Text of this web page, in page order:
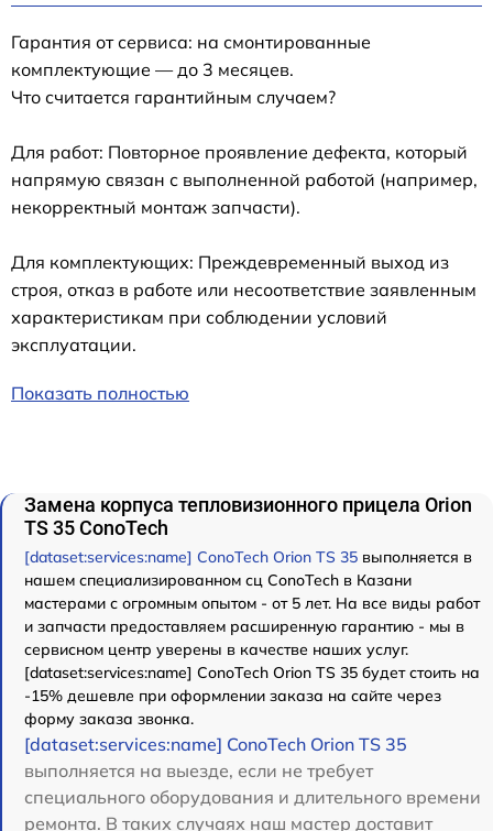
Гарантия от сервиса: на смонтированные
комплектующие — до 3 месяцев.
Что считается гарантийным случаем?
Для работ: Повторное проявление дефекта, который
напрямую связан с выполненной работой (например,
некорректный монтаж запчасти).
Для комплектующих: Преждевременный выход из
строя, отказ в работе или несоответствие заявленным
характеристикам при соблюдении условий
эксплуатации.
Показать полностью
Замена корпуса тепловизионного прицела Orion
TS 35 ConoTech
[dataset:services:name] ConoTech Orion TS 35 выполняется в
нашем специализированном сц ConoTech в Казани
мастерами с огромным опытом - от 5 лет. На все виды работ
и запчасти предоставляем расширенную гарантию - мы в
сервисном центр уверены в качестве наших услуг.
[dataset:services:name] ConoTech Orion TS 35 будет стоить на
-15% дешевле при оформлении заказа на сайте через
форму заказа звонка.
[dataset:services:name] ConoTech Orion TS 35
выполняется на выезде, если не требует
специального оборудования и длительного времени
ремонта. В таких случаях наш мастер доставит